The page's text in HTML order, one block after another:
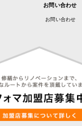
お問い合わせ
お問い合わせ